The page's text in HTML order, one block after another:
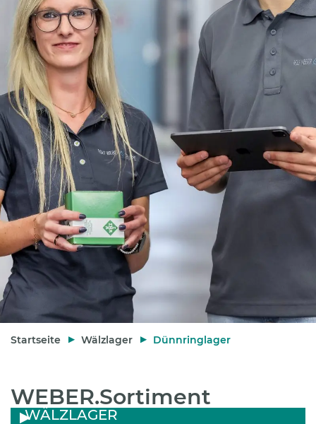
Startseite Wälzlager Dünnringlager
WEBER.Sortiment
WÄLZLAGER